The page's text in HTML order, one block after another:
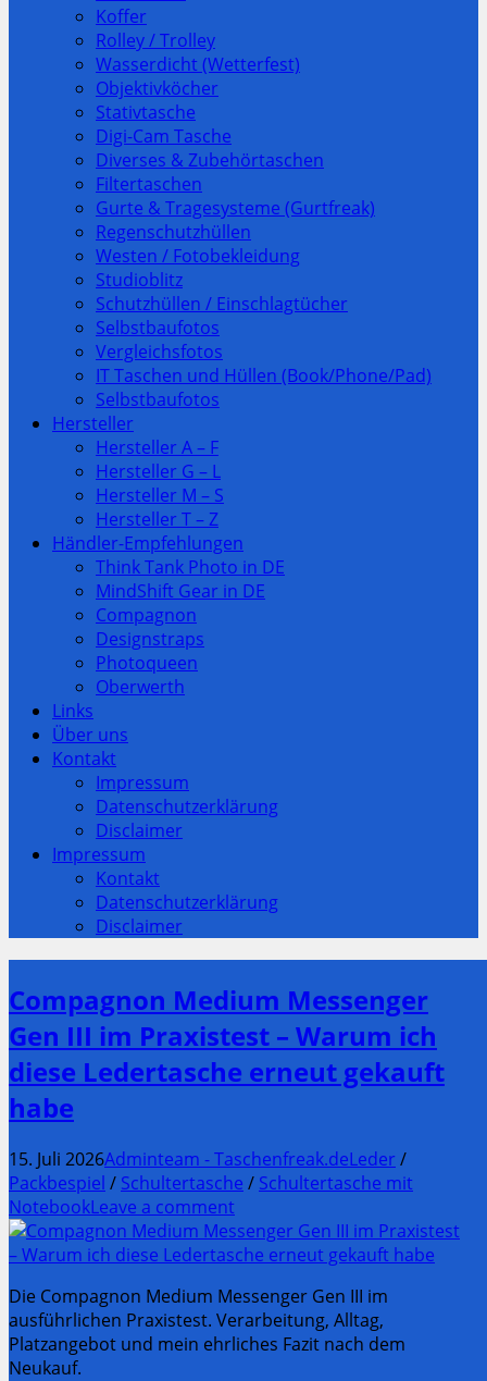
Koffer
Rolley / Trolley
Wasserdicht (Wetterfest)
Objektivköcher
Stativtasche
Digi-Cam Tasche
Diverses & Zubehörtaschen
Filtertaschen
Gurte & Tragesysteme (Gurtfreak)
Regenschutzhüllen
Westen / Fotobekleidung
Studioblitz
Schutzhüllen / Einschlagtücher
Selbstbaufotos
Vergleichsfotos
IT Taschen und Hüllen (Book/Phone/Pad)
Selbstbaufotos
Hersteller
Hersteller A – F
Hersteller G – L
Hersteller M – S
Hersteller T – Z
Händler-Empfehlungen
Think Tank Photo in DE
MindShift Gear in DE
Compagnon
Designstraps
Photoqueen
Oberwerth
Links
Über uns
Kontakt
Impressum
Datenschutzerklärung
Disclaimer
Impressum
Kontakt
Datenschutzerklärung
Disclaimer
Compagnon Medium Messenger
Gen III im Praxistest – Warum ich
diese Ledertasche erneut gekauft
habe
15. Juli 2026Adminteam - Taschenfreak.deLeder /
Packbespiel / Schultertasche / Schultertasche mit
NotebookLeave a comment
Die Compagnon Medium Messenger Gen III im
ausführlichen Praxistest. Verarbeitung, Alltag,
Platzangebot und mein ehrliches Fazit nach dem
Neukauf.